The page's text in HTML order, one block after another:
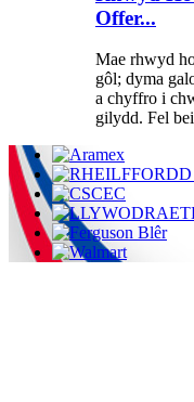
Offer...
Mae rhwyd
gôl; dyma
a chyffro i
gilydd. Fel